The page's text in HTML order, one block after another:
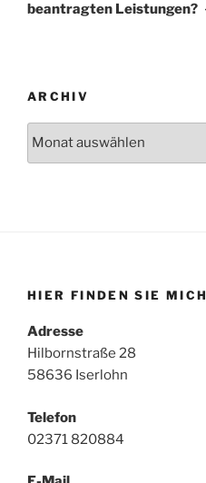
beantragten Leistungen?
ARCHIV
HIER FINDEN SIE MICH
Adresse
Hilbornstraße 28
58636 Iserlohn
Telefon
02371 820884